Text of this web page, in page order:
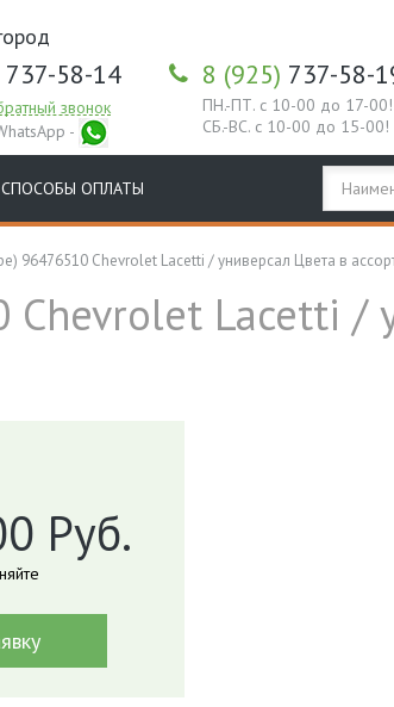
737-58-14
звонок
-
8 (925) 737-58-
ПН.-ПТ. с 10-00 до 17-00!
СБ.-ВС. с 10-00 до 15-00!
СПОСОБЫ ОПЛАТЫ
96476510 Chevrolet Lacetti / универсал Цвета в
Lacetti /
Руб.